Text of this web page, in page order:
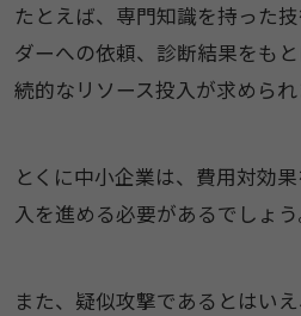
たとえば、専門知識を持った
ダーへの依頼、診断結果をも
続的なリソース投入が求められ
とくに中小企業は、費用対効
入を進める必要があるでしょう
また、疑似攻撃であるとはい